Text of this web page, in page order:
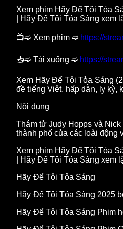
Xem phim Hãy Để Tôi Tỏa
| Hãy Để Tôi Tỏa Sáng xem
📺➫ Xem phim ➫ https://
📥➫ Tải xuống ➫ https://
Xem Hãy Để Tôi Tỏa Sáng
đề tiếng Việt, hấp dẫn, ly kỳ,
Nội dung
Thám tử Judy Hopps và
thành phố của các loài động
Xem phim Hãy Để Tôi Tỏa
| Hãy Để Tôi Tỏa Sáng xem
Hãy Để Tôi Tỏa Sáng
Hãy Để Tôi Tỏa Sáng 2025
Hãy Để Tôi Tỏa Sáng Phim